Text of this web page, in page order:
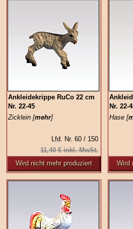
Ankleidekrippe RuCo 22 cm
Nr. 22-45
Zicklein [mehr]
Lfd. Nr. 60 / 150
11,40 € inkl. MwSt.
Wird nicht mehr produziert
Nr. 22-
Hase [
Wird